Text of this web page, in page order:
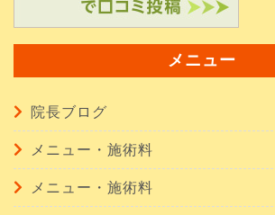
メニュー
院長ブログ
メニュー・施術料
メニュー・施術料